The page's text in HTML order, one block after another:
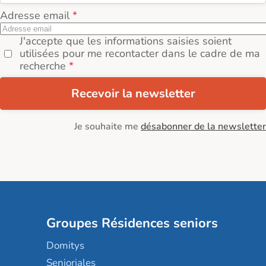
Adresse email
J'accepte que les informations saisies soient
utilisées pour me recontacter dans le cadre de ma
recherche
Recevoir la newsletter
Je souhaite me désabonner de la newsletter
Groupes Résidences seniors
Domitys
Senioriales